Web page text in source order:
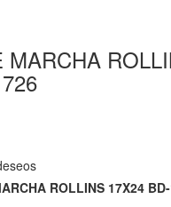
MARCHA
ROLLINS 17X24